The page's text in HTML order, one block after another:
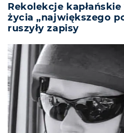
Rekolekcje
życia „największego
ruszyły zapisy